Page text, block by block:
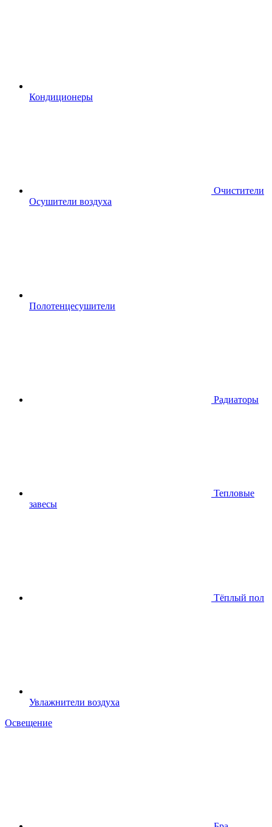
Кондиционеры
Очистители
Осушители воздуха
Полотенцесушители
Радиаторы
Тепловые
завесы
Тёплый пол
Увлажнители воздуха
Освещение